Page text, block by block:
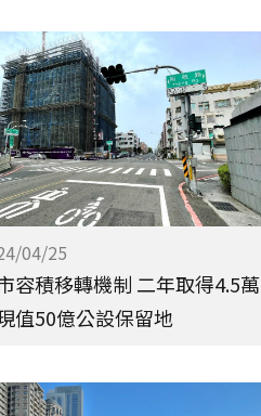
04/25
容積移轉機制 二年取得4.5萬
值50億公設保留地